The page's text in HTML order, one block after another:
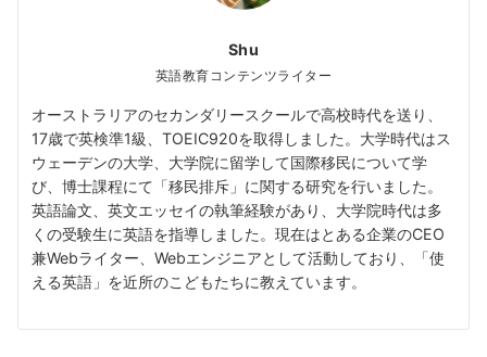
Shu
英語教育コンテンツライター
オーストラリアのセカンダリースクールで高校時代を送り、
17歳で英検準1級、TOEIC920を取得しました。大学時代はス
ウェーデンの大学、大学院に留学して国際移民について学
び、博士課程にて「移民排斥」に関する研究を行いました。
英語論文、英文エッセイの執筆経験があり、大学院時代は多
くの受験生に英語を指導しました。現在はとある企業のCEO
兼Webライター、Webエンジニアとして活動しており、「使
える英語」を近所のこどもたちに教えています。